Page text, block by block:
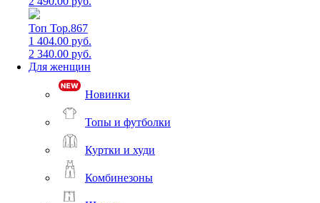
Топ Top.867
1 404.00 руб.
2 340.00 руб.
Для женщин
Новинки
Топы и футболки
Куртки и худи
Комбинезоны